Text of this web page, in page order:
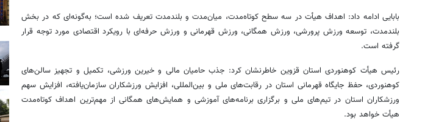
بابایی ادامه داد: اهداف هیأت در سه سطح کوتاه‌مدت، میان‌مدت و بلندمدت تعریف شده است؛ به‌گونه‌ای که در بخش
بلندمدت، توسعه ورزش پرورشی، ورزش همگانی، ورزش قهرمانی و ورزش حرفه‌ای با رویکرد اقتصادی مورد توجه قرار
گرفته است.
رئیس هیأت کوهنوردی استان قزوین خاطرنشان کرد: جذب حامیان مالی و خیرین ورزشی، تکمیل و تجهیز سالن‌های
کوهنوردی، حفظ جایگاه قهرمانی استان در رقابت‌های ملی و بین‌المللی، افزایش ورزشکاران سازمان‌یافته، افزایش سهم
ورزشکاران استان در تیم‌های ملی و برگزاری برنامه‌های آموزشی و همایش‌های همگانی از مهم‌ترین اهداف کوتاه‌مدت
هیأت خواهد بود.